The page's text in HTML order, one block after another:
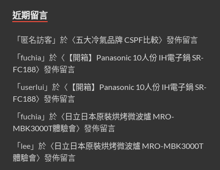
近期留言
「匿名訪客 」於〈五大冷氣品牌 CSPF比較〉發佈留言
「fuchia 」於〈 【開箱】Panasonic 10人份 IH電子鍋 SR-
FC188〉發佈留言
「userIui 」於〈 【開箱】Panasonic 10人份 IH電子鍋 SR-
FC188〉發佈留言
「fuchia 」於〈日立日本原裝烘烤微波爐 MRO-
MBK3000T體驗會〉發佈留言
「lee 」於〈日立日本原裝烘烤微波爐 MRO-MBK3000T
體驗會〉發佈留言